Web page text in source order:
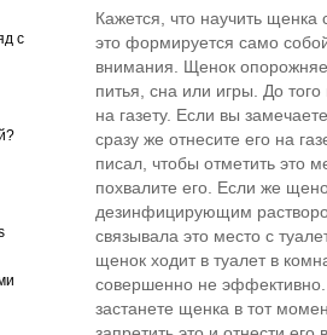
с
Кажется, что научить
это формируется само
внимания. Щенок
питья, сна или игры. До того
на газету. Если вы
сразу же отнесите его на
писал, чтобы отметить это
похвалите его. Если же
дезинфицирующим
связывала это место с
щенок ходит в туалет в
совершенно не эффективно.
застанете щенка в тот